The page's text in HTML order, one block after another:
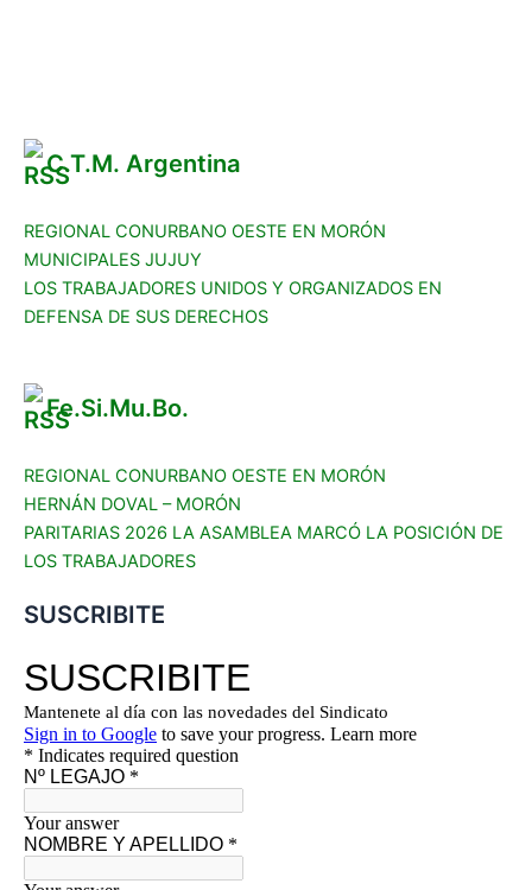
C.T.M. Argentina
REGIONAL CONURBANO OESTE EN MORÓN
MUNICIPALES JUJUY
LOS TRABAJADORES UNIDOS Y ORGANIZADOS EN
DEFENSA DE SUS DERECHOS
Fe.Si.Mu.Bo.
REGIONAL CONURBANO OESTE EN MORÓN
HERNÁN DOVAL – MORÓN
PARITARIAS 2026 LA ASAMBLEA MARCÓ LA POSICIÓN DE
LOS TRABAJADORES
SUSCRIBITE